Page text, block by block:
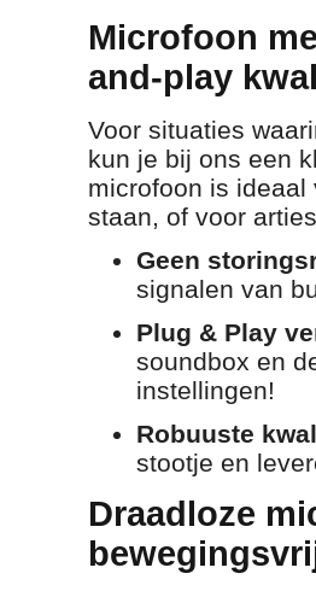
Microfoon
and-play
Voor situaties
kun je bij ons een
microfoon is
staan, of voor
Geen
signalen van
Plug & Play
soundbox en
instellingen!
Robuuste
stootje en
Draadloze